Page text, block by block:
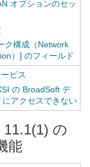
オプションのセッ
ク構成（Network
）] のフィールド
ビス
の BroadSoft デ
にアクセスできない
の
能